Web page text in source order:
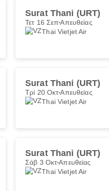
Surat Thani (URT)
Τετ 16 ΣεπΑπευθείας
Thai Vietjet Air
Surat Thani (URT)
Τρί 20 ΟκτΑπευθείας
Thai Vietjet Air
Surat Thani (URT)
Σάβ 3 ΟκτΑπευθείας
Thai Vietjet Air